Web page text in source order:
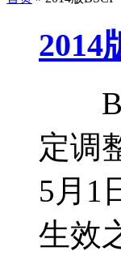
2014
定调
5月1
生效